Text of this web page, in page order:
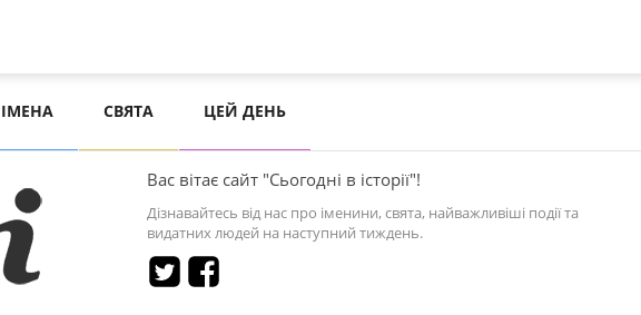
ІМЕНА СВЯТА ЦЕЙ ДЕНЬ
Вас вітає сайт "Сьогодні в історії"!
Дізнавайтесь від нас про іменини, свята, найважливіші події та
видатних людей на наступний тиждень.